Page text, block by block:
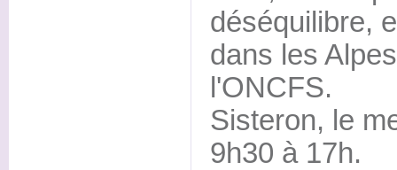
déséquilibre,
dans les
l'ONCFS.
Sisteron, le
9h30 à 17h.